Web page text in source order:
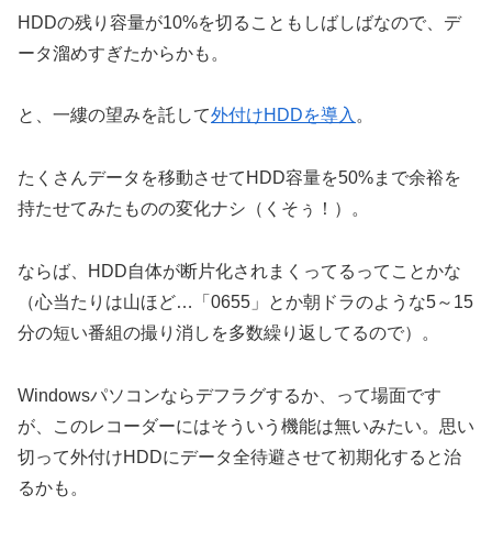
HDDの残り容量が10%を切ることもしばしばなので、デ
ータ溜めすぎたからかも。
と、一縷の望みを託して外付けHDDを導入 。
たくさんデータを移動させてHDD容量を50%まで余裕を
持たせてみたものの変化ナシ（くそぅ！）。
ならば、HDD自体が断片化されまくってるってことかな
（心当たりは山ほど…「0655」とか朝ドラのような5～15
分の短い番組の撮り消しを多数繰り返してるので）。
Windowsパソコンならデフラグするか、って場面です
が、このレコーダーにはそういう機能は無いみたい。思い
切って外付けHDDにデータ全待避させて初期化すると治
るかも。